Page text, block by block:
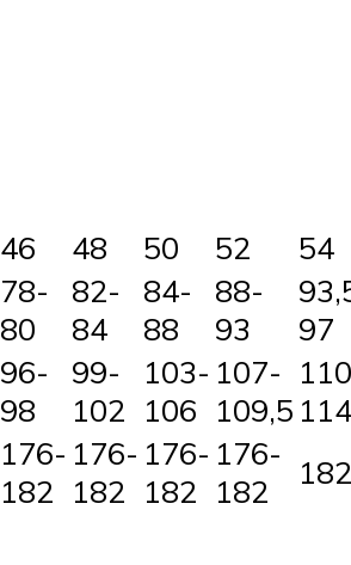
46 48 50 52
54
78-
80
82-
84
84-
88
88-
93
97
96-
98
99-
102
103-
106
107-
109,5
176-
182
176-
182
176-
182
176-
182
182